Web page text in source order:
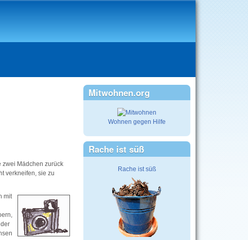
zwei Mädchen zurück
verkneifen, sie zu
mit
Mitwohnen.org
Wohnen gegen Hilfe
Rache ist süß
Rache ist süß